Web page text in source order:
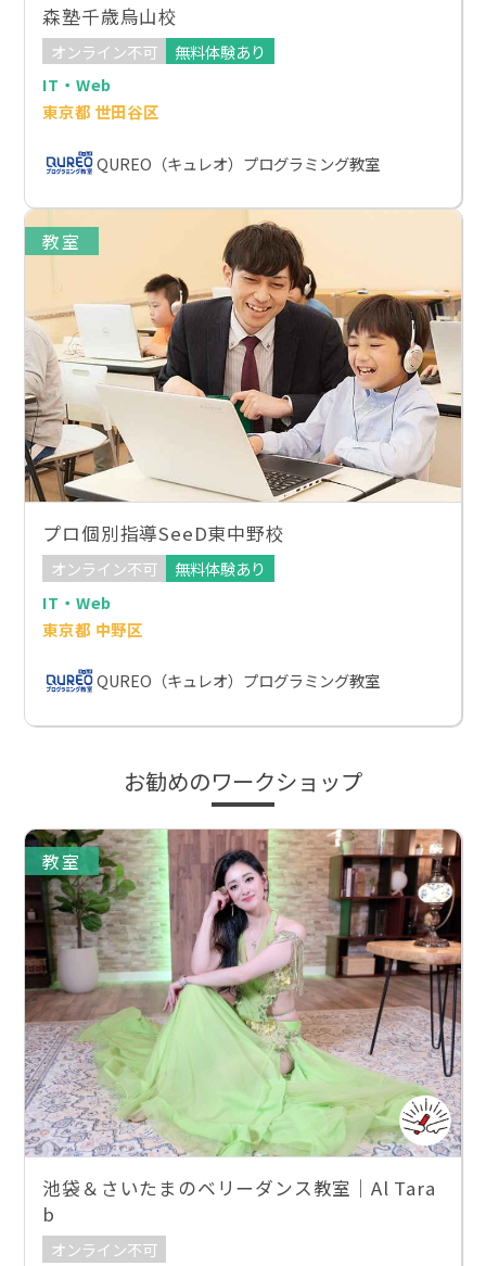
森塾千歳烏山校
オンライン不可
無料体験あり
IT・Web
東京都 世田谷区
QUREO（キュレオ）プログラミング教室
教室
プロ個別指導SeeD東中野校
オンライン不可
無料体験あり
IT・Web
東京都 中野区
QUREO（キュレオ）プログラミング教室
お勧めのワークショップ
教室
池袋＆さいたまのベリーダンス教室｜Al Tara
b
オンライン不可